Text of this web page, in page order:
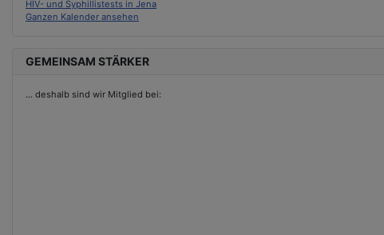
HIV- und Syphillistests in Jena
Ganzen Kalender ansehen
GEMEINSAM STÄRKER
... deshalb sind wir Mitglied bei: